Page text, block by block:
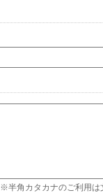
※半角カタカナのご利用は